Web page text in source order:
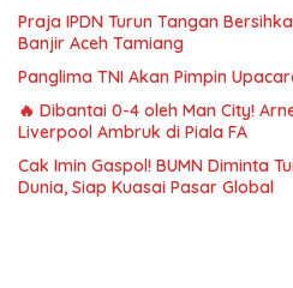
Praja IPDN Turun Tangan
Banjir Aceh Tamiang
Panglima TNI Akan Pimpin
🔥 Dibantai 0-4 oleh Man City!
Liverpool Ambruk di Piala FA
Cak Imin Gaspol! BUMN Diminta
Dunia, Siap Kuasai Pasar Global